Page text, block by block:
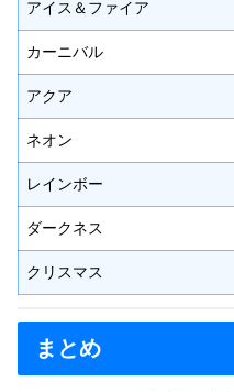
アイス＆ファイア
カーニバル
アクア
ネオン
レインボー
ダークネス
クリスマス
まとめ